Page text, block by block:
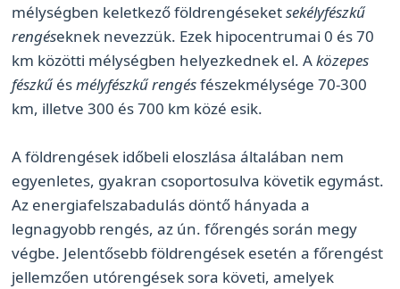
mélységben keletkező földrengéseketsekélyfészkű
rengéseknek nevezzük. Ezek hipocentrumai 0 és 70
km közötti mélységben helyezkednek el. Aközepes
fészkűésmélyfészkű rengésfészekmélysége 70-300
km, illetve 300 és 700 km közé esik.
A földrengések időbeli eloszlása általában nem
egyenletes, gyakran csoportosulva követik egymást.
Az energiafelszabadulás döntő hányada a
legnagyobb rengés, az ún. főrengés során megy
végbe. Jelentősebb földrengések esetén a főrengést
jellemzően utórengések sora követi, amelyek